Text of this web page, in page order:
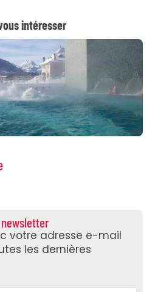
intéresser
votre adresse e-mail
les dernières